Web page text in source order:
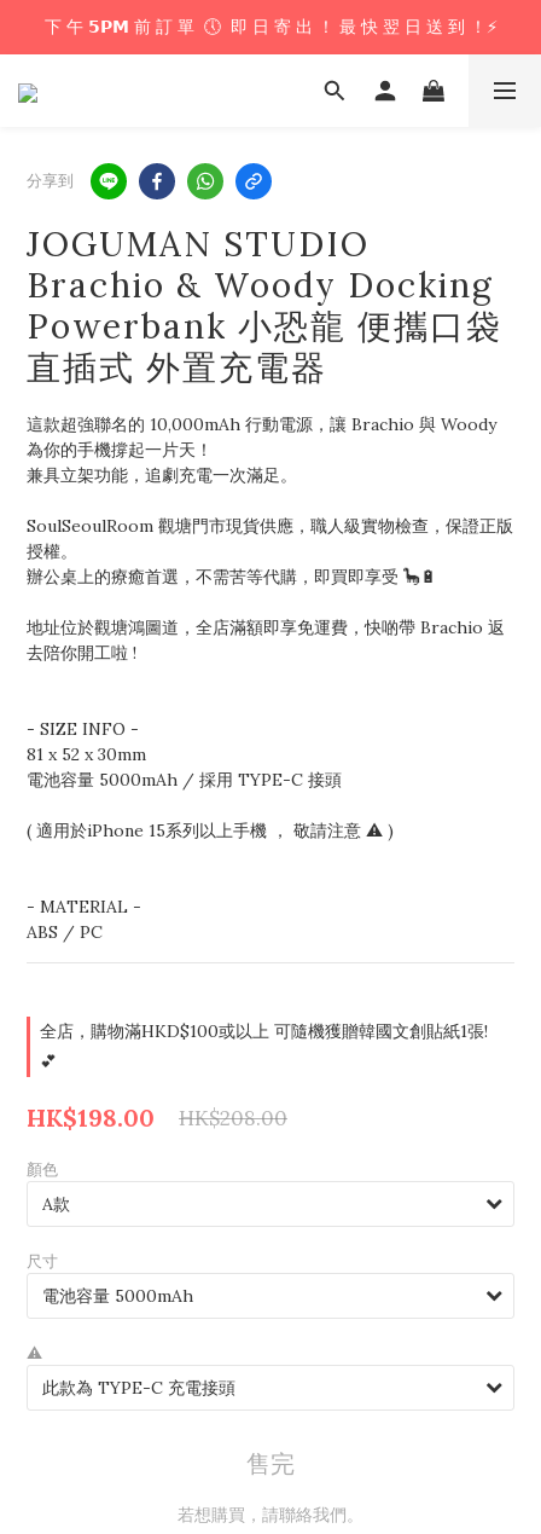
下 午 𝟱𝗣𝗠 前 訂 單  🕔  即 日 寄 出 ！ 最 快 翌 日 送 到 ！⚡️
下 午 𝟱𝗣𝗠 前 訂 單  🕔  即 日 寄 出 ！ 最 快 翌 日 送 到 ！⚡️
📦 購 物 滿 $𝟲𝟬𝟬 即 享 免 運 優 惠 ！ (公仔花束商品除外) 📦
下 午 𝟱𝗣𝗠 前 訂 單  🕔  即 日 寄 出 ！ 最 快 翌 日 送 到 ！⚡️
分享到
JOGUMAN STUDIO
Brachio & Woody Docking
Powerbank 小恐龍 便攜口袋
直插式 外置充電器
這款超強聯名的 10,000mAh 行動電源，讓 Brachio 與 Woody
為你的手機撐起一片天！
兼具立架功能，追劇充電一次滿足。
SoulSeoulRoom 觀塘門市現貨供應，職人級實物檢查，保證正版
授權。
辦公桌上的療癒首選，不需苦等代購，即買即享受 🦕🔋
地址位於觀塘鴻圖道，全店滿額即享免運費，快啲帶 Brachio 返
去陪你開工啦 !
- SIZE INFO -
81 x 52 x 30mm
電池容量 5000mAh / 採用 TYPE-C 接頭
( 適用於iPhone 15系列以上手機 ， 敬請注意 ⚠️ )
- MATERIAL -
ABS / PC
全店，購物滿HKD$100或以上 可隨機獲贈韓國文創貼紙1張!
💕
HK$198.00 HK$208.00
顏色
尺寸
⚠️
售完
若想購買，請聯絡我們。